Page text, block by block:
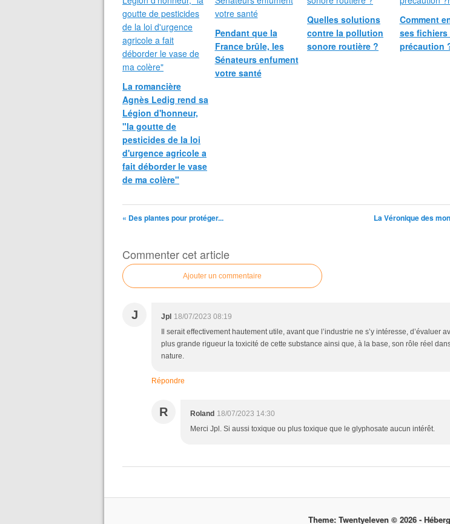
La romancière
Agnès Ledig rend sa
Légion d'honneur,
"la goutte de
pesticides de la loi
d'urgence agricole a
fait déborder le vase
de ma colère"
Pendant que la
France brûle, les
Sénateurs enfument
votre santé
Quelles solutions
contre la pollution
sonore routière ?
Comment
ses fichiers
précaution
« Des plantes pour protéger... La Véronique des
Commenter cet article
Ajouter un commentaire
J Jpl 18/07/2023 08:19
Il serait effectivement hautement utile, avant que l’industrie ne s’y intéresse, d’évaluer
plus grande rigueur la toxicité de cette substance ainsi que, à la base, son rôle réel
nature.
Répondre
R Roland 18/07/2023 14:30
Merci Jpl. Si aussi toxique ou plus toxique que le glyphosate aucun intérêt.
Theme: Twentyeleven © 2026 -